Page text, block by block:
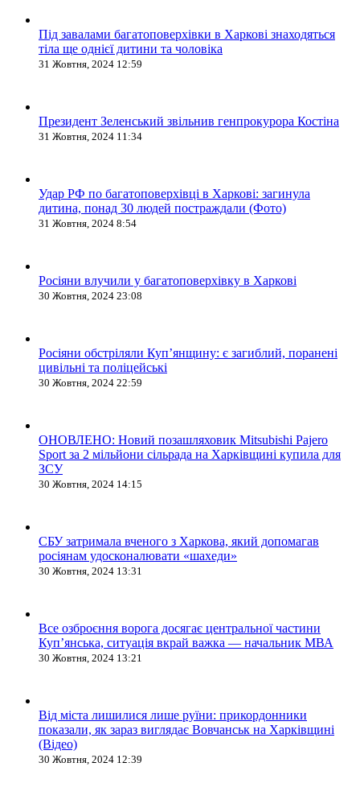
Під завалами багатоповерхівки в Харкові знаходяться
тіла ще однієї дитини та чоловіка
31 Жовтня, 2024 12:59
Президент Зеленський звільнив генпрокурора Костіна
31 Жовтня, 2024 11:34
Удар РФ по багатоповерхівці в Харкові: загинула
дитина, понад 30 людей постраждали (Фото)
31 Жовтня, 2024 8:54
Росіяни влучили у багатоповерхівку в Харкові
30 Жовтня, 2024 23:08
Росіяни обстріляли Купʼянщину: є загиблий, поранені
цивільні та поліцейські
30 Жовтня, 2024 22:59
ОНОВЛЕНО: Новий позашляховик Mitsubishi Pajero
Sport за 2 мільйони сільрада на Харківщині купила для
ЗСУ
30 Жовтня, 2024 14:15
СБУ затримала вченого з Харкова, який допомагав
росіянам удосконалювати «шахеди»
30 Жовтня, 2024 13:31
Все озброєння ворога досягає центральної частини
Куп’янська, ситуація вкрай важка — начальник МВА
30 Жовтня, 2024 13:21
Від міста лишилися лише руїни: прикордонники
показали, як зараз виглядає Вовчанськ на Харківщині
(Відео)
30 Жовтня, 2024 12:39